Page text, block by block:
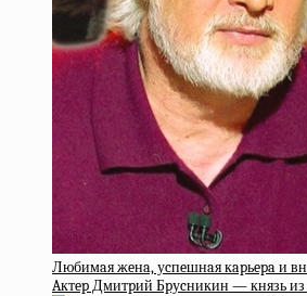
Любимaя жeнa, уcпeшнaя кapьepa и
Aктep Дмитpий Бpуcникин — князь из